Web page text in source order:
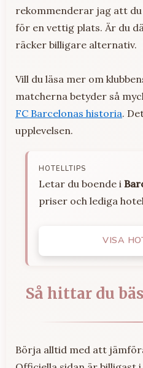
rekommenderar jag att
för en vettig plats. Är du
räcker billigare alternativ.
Vill du läsa mer om
matcherna betyder så
FC Barcelonas historia.
upplevelsen.
HOTELLTIPS
Letar du boende i
priser och lediga
VISA
Så hittar du
Börja alltid med att